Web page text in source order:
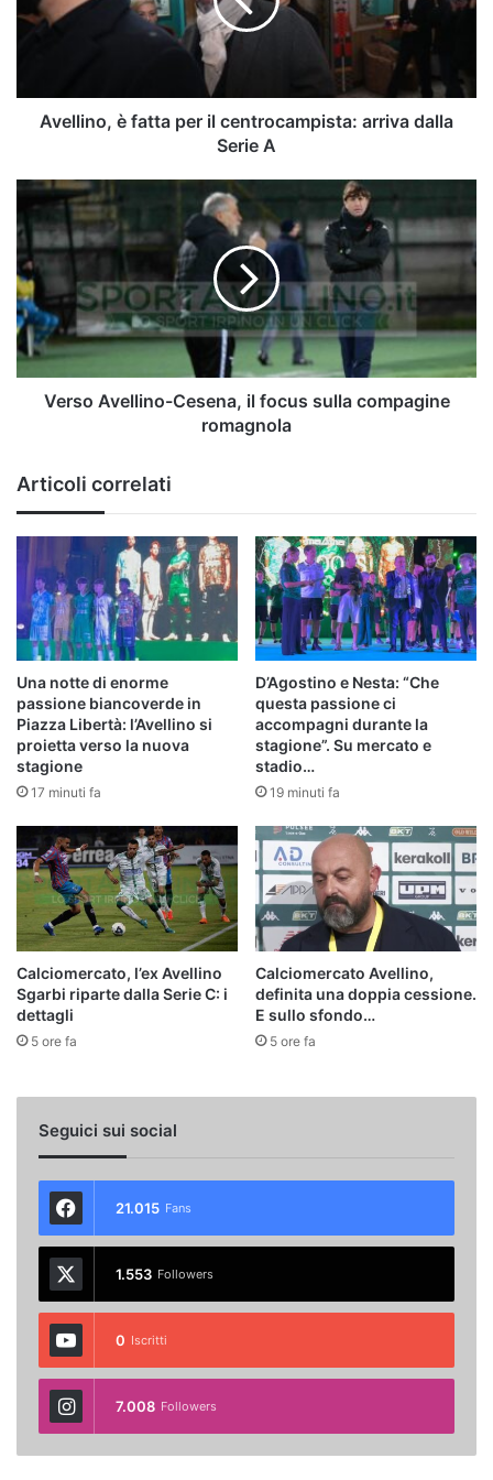
centrocampista:
Serie
Avellino, è fatta per il centrocampista: arriva dalla
Serie A
Verso
Avellino-
Cesena,
il
focus
sulla
compagine
romagnola
Verso Avellino-Cesena, il focus sulla compagine
romagnola
Articoli correlati
Una notte di enorme
passione biancoverde in
Piazza Libertà: l’Avellino si
proietta verso la nuova
stagione
17 minuti fa
D’Agostino e Nesta: “Che
questa passione ci
accompagni durante la
stagione”. Su mercato e
stadio…
19 minuti fa
Calciomercato, l’ex Avellino
Sgarbi riparte dalla Serie C: i
dettagli
5 ore fa
Calciomercato Avellino,
definita una doppia cessione.
E sullo sfondo…
5 ore fa
Seguici sui social
21.015 Fans
1.553 Followers
0 Iscritti
7.008 Followers